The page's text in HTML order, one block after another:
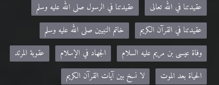
عقيدتنا في الله تعالى
عقيدتنا في الرسول صلى الله عليه وسلم
عقيدتنا في القرآن الكريم
خاتم النبيين صلى الله عليه وسلم
وفاة عيسى بن مريم عليه السلام
الجهاد في الإسلام
عقوبة المرتد
الحياة بعد الموت
لا نسخ بين آيات القرآن الكريم